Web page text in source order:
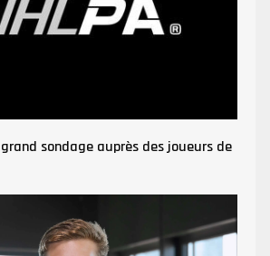
sondage auprès des joueurs de